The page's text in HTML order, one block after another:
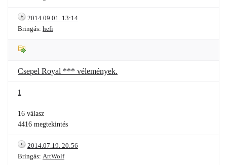
2014.09.01. 13:14
Bringás: hefi
Csepel Royal *** vélemények.
1
16 válasz
4416 megtekintés
2014.07.19. 20:56
Bringás: ArtWolf